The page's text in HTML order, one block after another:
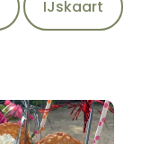
IJskaart